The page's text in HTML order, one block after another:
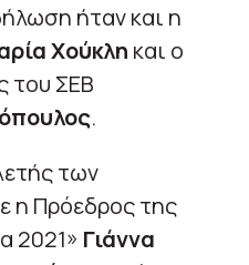
ήταν και η
Χούκλη και ο
του ΣΕΒ
.
των
η Πρόεδρος της
2021» Γιάννα